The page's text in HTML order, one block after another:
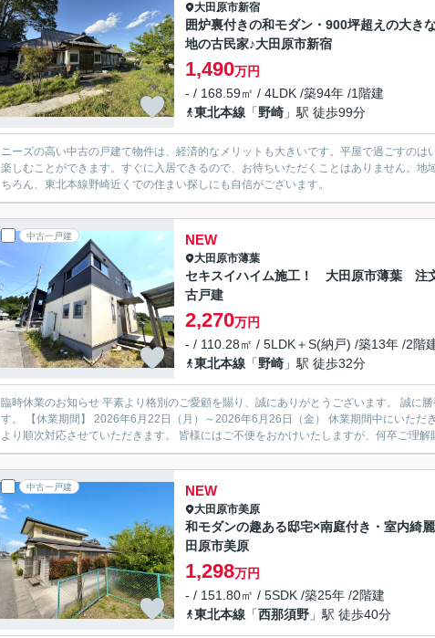
大田原市新宿
囲炉裏付きの和モダン・900坪超えの大き
地の古民家♪大田原市新宿
1,490万円
- / 168.59㎡ / 4LDK /築94年 /1階建
東北本線 「野崎 」駅 徒歩99分
ニーズの高い中古の戸建て物件は、経済的なメリットも大きいです。平屋で過ごすの
楽しむことができます。すぐに入居できるので、お待ちいただくことはありません。
ちろん、東北本線野崎近くでの住まい探しにも自信がございます。
中古一戸建 NEW
大田原市薄葉
セキスイハイム施工！ 大田原市薄葉 注
古戸建
2,270万円
- / 110.28㎡ / 5LDK＋S(納戸) /築13年 /2階
東北本線 「野崎 」駅 徒歩32分
臨時休業のお知らせ 平素より格別のご愛顧を賜り、誠にありがとうございます。 誠に勝手ながら、社員旅行のため下記期間を休業とさせていただきま
す。 【休業期間】 2026年6月22日（月）～2026年6月26日（金） 休業期間中にいただきましたお問い合わせにつきましては、2026年6月27日（土）
より順次対応させていただきます。 皆様にはご不便をおかけいたしますが、何卒ご
中古一戸建 NEW
大田原市美原
和モダンの趣ある邸宅×南庭付き・室内綺
田原市美原
1,298万円
- / 151.80㎡ / 5SDK /築25年 /2階建
東北本線 「西那須野 」駅 徒歩40分